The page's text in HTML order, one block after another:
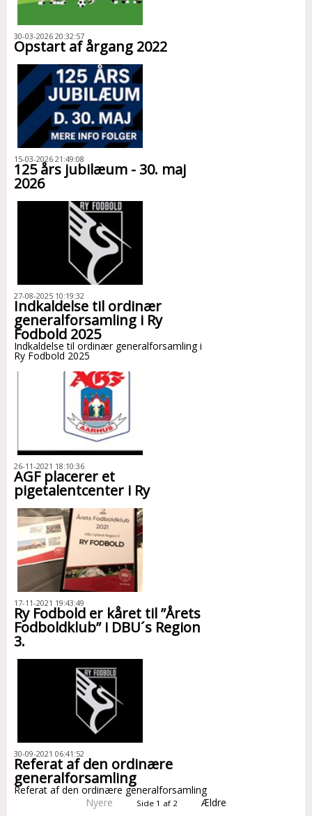
30-03-2026 20:32:57
Opstart af årgang 2022
15-03-2026 21:49:08
125 års jubilæum - 30. maj
2026
27-08-2025 10:19:32
Indkaldelse til ordinær
generalforsamling i Ry
Fodbold 2025
Indkaldelse til ordinær generalforsamling i
Ry Fodbold 2025
26-11-2021 18:10:36
AGF placerer et
pigetalentcenter i Ry
17-11-2021 19:43:49
Ry Fodbold er kåret til ”Årets
Fodboldklub” i DBU´s Region
3.
30-09-2021 06:41:52
Referat af den ordinære
generalforsamling
Referat af den ordinære generalforsamling
Nyere
Side 1 af 2 Ældre